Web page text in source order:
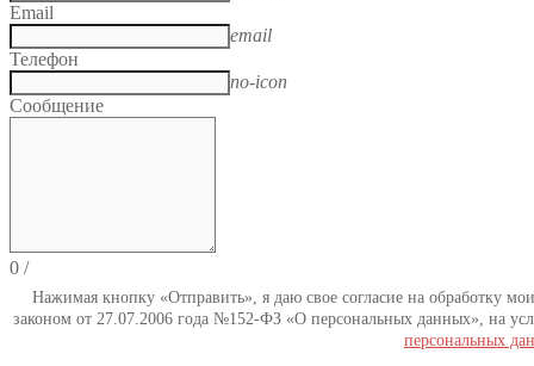
Email
email
Телефон
no-icon
Сообщение
0 /
Нажимая кнопку «Отправить», я даю свое согласие на обработку
законом от 27.07.2006 года №152-ФЗ «О персональных данных», на
персональных